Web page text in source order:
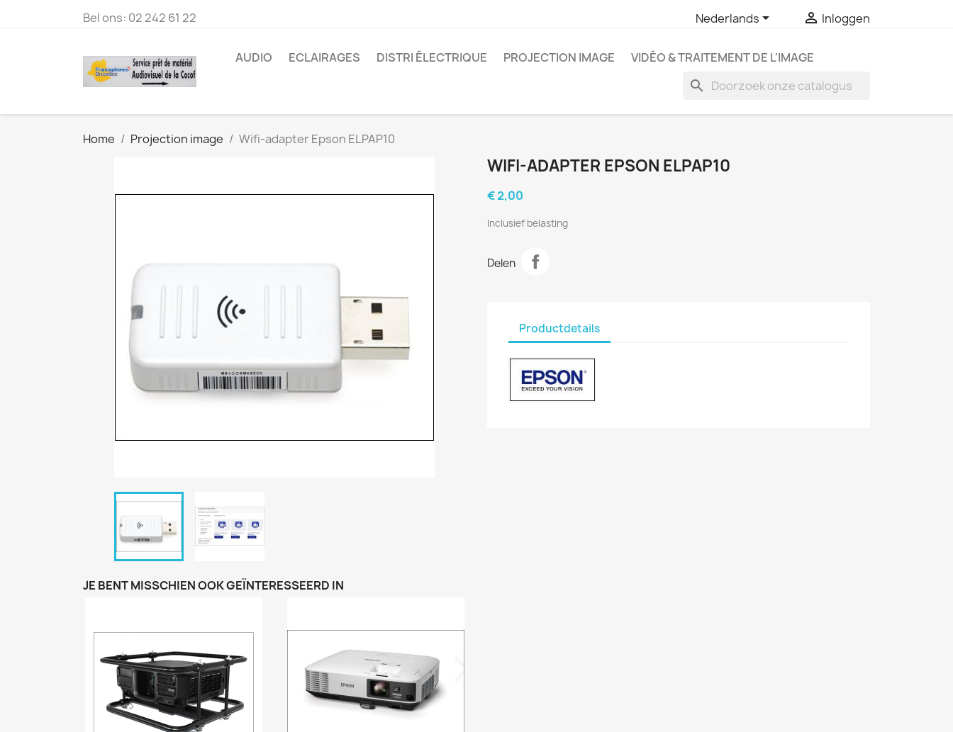
Bel ons: 02 242 61 22 Nederlands  Inloggen
AUDIO ECLAIRAGES DISTRI ÉLECTRIQUE PROJECTION IMAGE VIDÉO & TRAITEMENT DE L'IMAGE
search
Home Projection image Wifi-adapter Epson ELPAP10
WIFI-ADAPTER EPSON ELPAP10
€ 2,00
Inclusief belasting
Delen
Productdetails
JE BENT MISSCHIEN OOK GEÏNTERESSEERD IN